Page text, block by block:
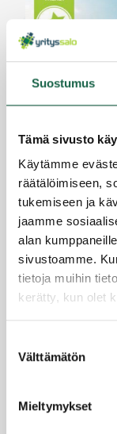
Suostumus
Tämä sivusto
Käytämme
räätälöimiseen,
tukemiseen ja
jaamme
alan
sivustoamme.
tietoja muihin
kerätty, kun olet
Evästeet >
valinta
Välttämätön
Mieltymykset
Globaali
6.5.2025
Yrityssalo Oy